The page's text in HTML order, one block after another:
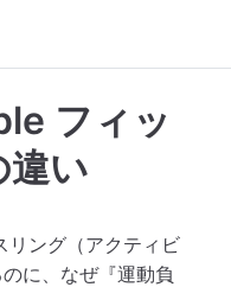
フィッ
違い
リング（アクティビ
に、なぜ『運動負